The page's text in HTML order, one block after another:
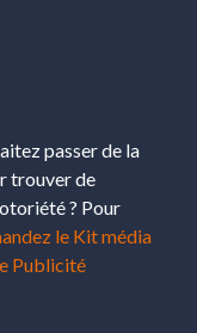
passer de la
trouver de
? Pour
le Kit média
Publicité